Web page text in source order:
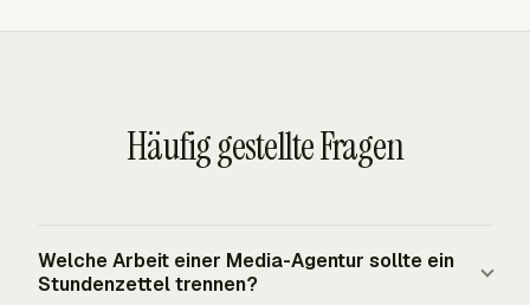
Häufig gestellte Fragen
Welche Arbeit einer Media-Agentur sollte ein
Stundenzettel trennen?